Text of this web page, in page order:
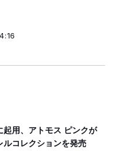
起用、アトモス ピンクが
ルコレクションを発売